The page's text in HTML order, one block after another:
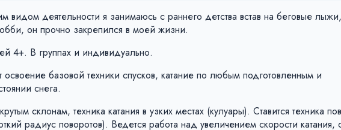
деятельности я занимаюсь с раннего детства встав на беговые лыжи,
он прочно закрепился в моей жизни.
4+. В группах и индивидуально.
базовой техники спусков, катание по любым подготовленным и
снега.
склонам, техника катания в узких местах (кулуары). Ставится техника
радиус поворотов). Ведется работа над увеличением скорости катания,